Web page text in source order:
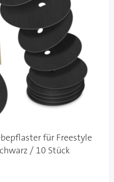
für Freestyle
/ 10 Stück